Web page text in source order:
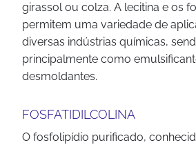
girassol ou colza. A lecitina e os
permitem uma variedade de
diversas indústrias químicas,
principalmente como
desmoldantes.
FOSFATIDILCOLINA
O fosfolipídio purificado,